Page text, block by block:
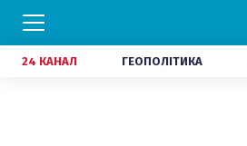
24 КАНАЛ ГЕОПОЛІТИКА